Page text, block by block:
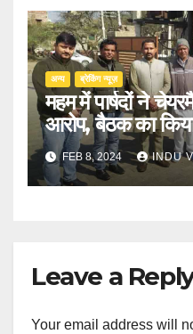
अन्य ब्रेकिंग न्यूज़
महम में पार्षदों ने
आरोप, बैठक का किया
FEB 8, 2024 INDU
Leave a
Your email address will